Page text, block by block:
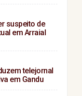
suspeito de
em Arraial
telejornal
em Gandu